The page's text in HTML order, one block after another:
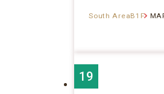
South AreaB1F
19